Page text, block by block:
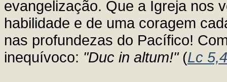
evangelização. Que a Igreja nos
habilidade e de uma coragem
nas profundezas do Pacífico!
inequívoco: "Duc in altum!"(Lc 5,4